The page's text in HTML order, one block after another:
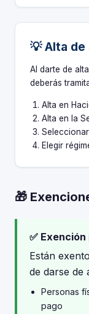
💡 Alta
Al darte de
deberás
Alta en
Alta en la
Elegir
🎁
✅
Están
de darse de
Personas
pago